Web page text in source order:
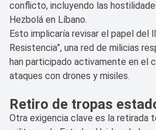
conflicto, incluyendo las
Hezbolá en Líbano.
Esto implicaría revisar el papel del
Resistencia”, una red de milicias
han participado activamente en el
ataques con drones y misiles.
Retiro de tropas
Otra exigencia clave es la retirada